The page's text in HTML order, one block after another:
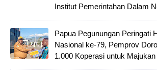
Institut Pemerintahan Dalam
Papua Pegunungan Peringati
Nasional ke-79, Pemprov
1.000 Koperasi untuk